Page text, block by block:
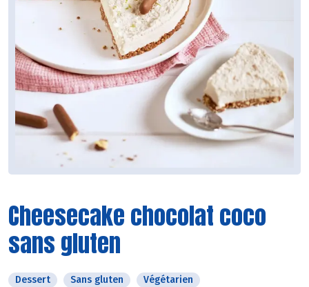
Cheesecake chocolat coco
sans gluten
Dessert Sans gluten Végétarien